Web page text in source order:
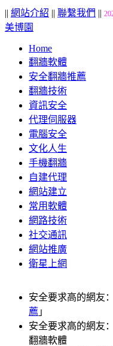
|| 網站介紹 || 聯繫我們 ||
美博園
Home
翻牆軟體
安全翻牆推薦
翻牆技術
資訊安全
代理伺服器
電腦安全
文化人生
手機翻牆
自建代理
網站建立
常用軟體
網路技術
社交通訊
網站推廣
衛星上網
安全要求高的網友
薦 ｣
安全要求高的網友
翻牆軟體